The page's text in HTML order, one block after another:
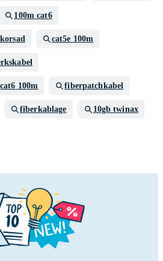
100m cat6
cat5e 100m
100m fiberpatchkabel
fiberkablage 10gb twinax